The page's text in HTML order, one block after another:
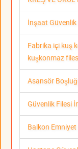
İnşaat Güvenlik
Fabrika içi kuş
kuşkonmaz
Asansör
Güvenlik Filesi
Balkon Emniyet